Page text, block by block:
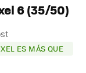
6 (35/50)
ES MÁS QUE